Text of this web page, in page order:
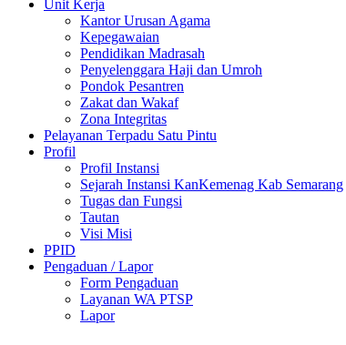
Unit Kerja
Kantor Urusan Agama
Kepegawaian
Pendidikan Madrasah
Penyelenggara Haji dan Umroh
Pondok Pesantren
Zakat dan Wakaf
Zona Integritas
Pelayanan Terpadu Satu Pintu
Profil
Profil Instansi
Sejarah Instansi KanKemenag Kab Semarang
Tugas dan Fungsi
Tautan
Visi Misi
PPID
Pengaduan / Lapor
Form Pengaduan
Layanan WA PTSP
Lapor